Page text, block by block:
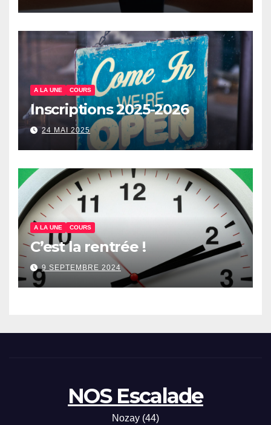
A LA UNE COURS
Inscriptions 2025-2026
24 MAI 2025
A LA UNE COURS
C’est la rentrée !
9 SEPTEMBRE 2024
NOS Escalade
Nozay (44)